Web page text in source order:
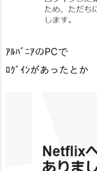
ｱﾙﾊﾞﾆｱのPCで
ﾛｸﾞｲﾝがあったとか